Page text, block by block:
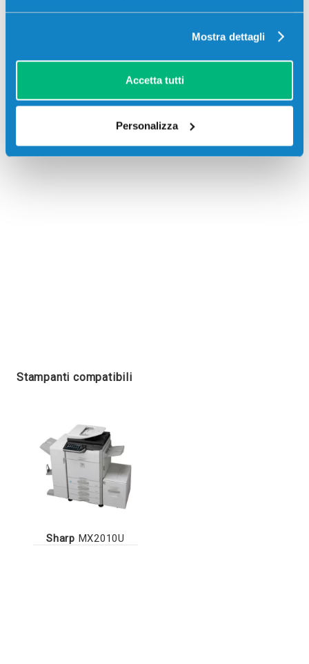
Mostra dettagli
Accetta tutti
Personalizza
Recensioni
Stampanti compatibili
Sharp MX2010U